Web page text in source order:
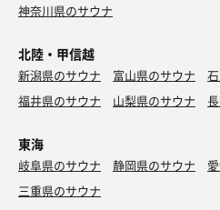
神奈川県のサウナ
北陸・甲信越
新潟県のサウナ 富山県のサウナ
福井県のサウナ
山梨県のサウナ
東海
岐阜県のサウナ 静岡県のサウナ
三重県のサウナ